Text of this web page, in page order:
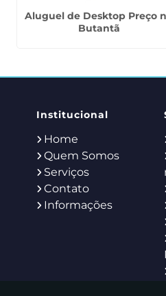
Aluguel de Desktop Preço
Butantã
Institucional
Home
Quem Somos
Serviços
Contato
Informações